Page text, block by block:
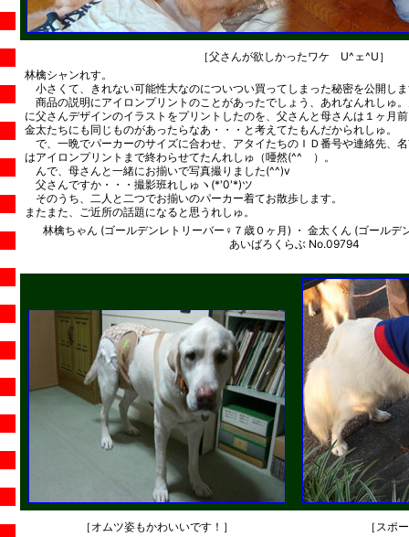
［父さんが欲しかったワケ U^ェ^U］
林檎シャンれす。
小さくて、きれない可能性大なのについつい買ってしまった秘密を公開し
商品の説明にアイロンプリントのことがあったでしょう、あれなんれしゅ
に父さんデザインのイラストをプリントしたのを、父さんと母さんは１ヶ月
金太たちにも同じものがあったらなあ・・・と考えてたもんだかられしゅ。
で、一晩でパーカーのサイズに合わせ、アタイたちのＩＤ番号や連絡先、
はアイロンプリントまで終わらせてたんれしゅ（唖然(^^ゞ）。
んで、母さんと一緒にお揃いで写真撮りました(^^)v
父さんですか・・・撮影班れしゅヽ(*'0'*)ツ
そのうち、二人と二つでお揃いのパーカー着てお散歩します。
またまた、ご近所の話題になると思うれしゅ。
林檎ちゃん (ゴールデンレトリーバー♀７歳０ヶ月) ・ 金太くん (ゴールデ
あいばろくらぶ No.09794
［オムツ姿もかわいいです！］
［スポ